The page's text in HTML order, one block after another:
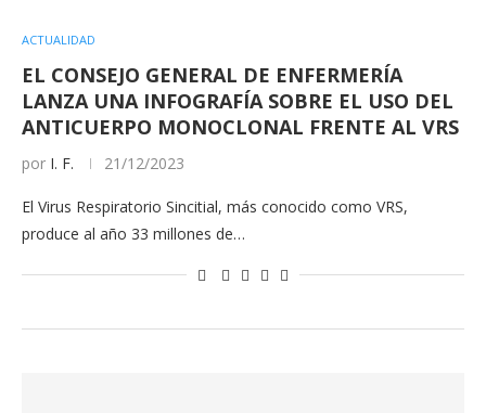
ACTUALIDAD
EL CONSEJO GENERAL DE ENFERMERÍA
LANZA UNA INFOGRAFÍA SOBRE EL USO DEL
ANTICUERPO MONOCLONAL FRENTE AL VRS
por I. F. 21/12/2023
El Virus Respiratorio Sincitial, más conocido como VRS,
produce al año 33 millones de…